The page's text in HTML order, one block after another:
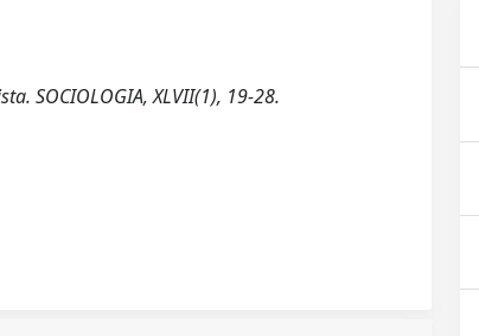
SOCIOLOGIA, XLVII(1), 19-28.